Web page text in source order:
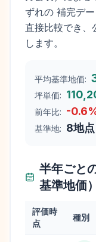
ずれの 補完デ
直接比較でき、
します。
平均基準地価:
坪単価:
前年比: -0.6
基準地: 8地点
半年ごと
基準地価）
評価時
点
種別